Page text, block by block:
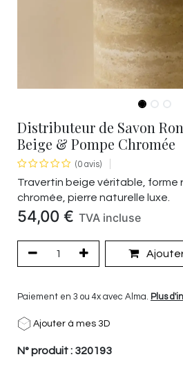
Distributeur de Savon
Beige & Pompe Chromée
(0 avis)
Travertin beige véritable, forme
chromée, pierre naturelle luxe.
54,00 € TVA incluse
Paiement en 3 ou 4x avec Alma. Plus
Ajouter à mes 3D
N° produit : 320193